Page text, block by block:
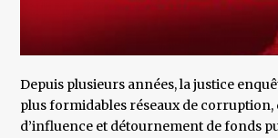
Depuis plusieurs années, la justice
plus formidables réseaux de corruption,
d’influence et détournement de fonds